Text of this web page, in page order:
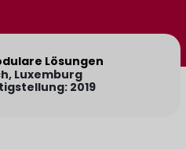
Lösungen
Luxemburg
2019